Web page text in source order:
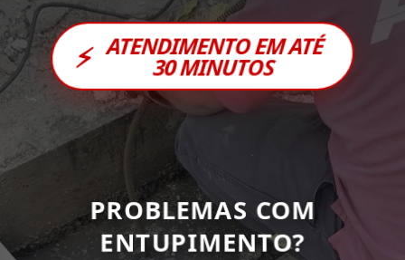
⚡ ATENDIMENTO EM ATÉ
30 MINUTOS
PROBLEMAS COM
ENTUPIMENTO?